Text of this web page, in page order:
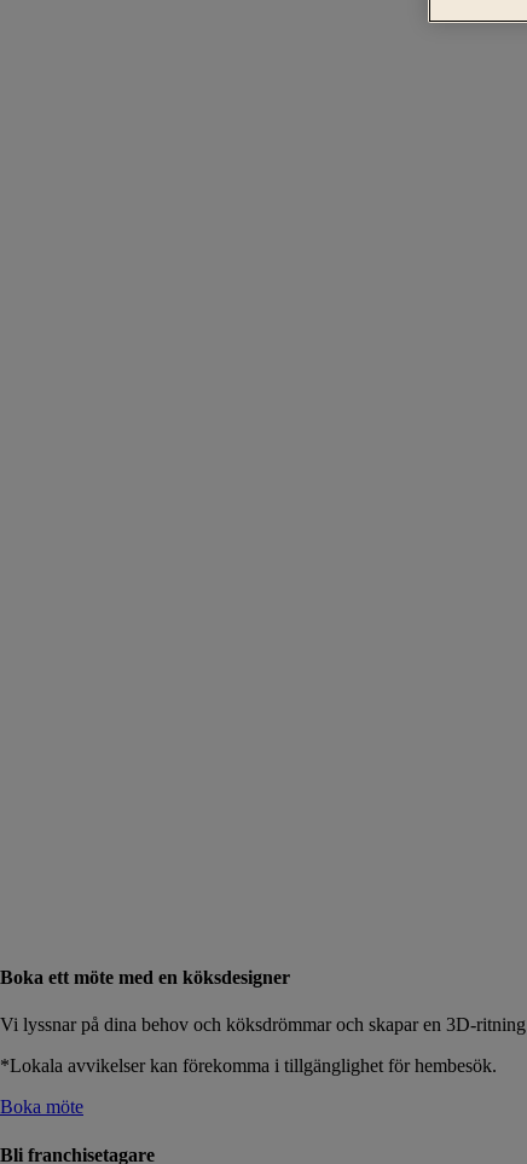
Boka ett möte med en köksdesigner
Vi lyssnar på dina behov och köksdrömmar och skapar en 3D-
*Lokala avvikelser kan förekomma i tillgänglighet för hembesök.
Boka möte
Bli franchisetagare